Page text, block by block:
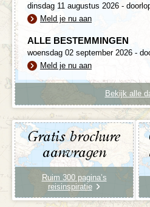
dinsdag 11 augustus 2026 -
Meld je nu aan
ALLE BESTEMMINGEN
woensdag 02 september 2026 -
Meld je nu aan
Bekijk alle
Gratis brochure
aanvragen
Ruim 300 pagina’s
reisinspiratie